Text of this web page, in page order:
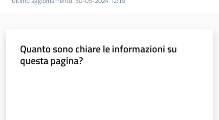
Quanto sono chiare le informazioni su
questa pagina?